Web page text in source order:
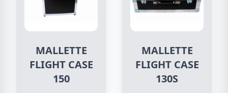
MALLETTE
FLIGHT CASE
150
MALLETTE
FLIGHT CASE
130S